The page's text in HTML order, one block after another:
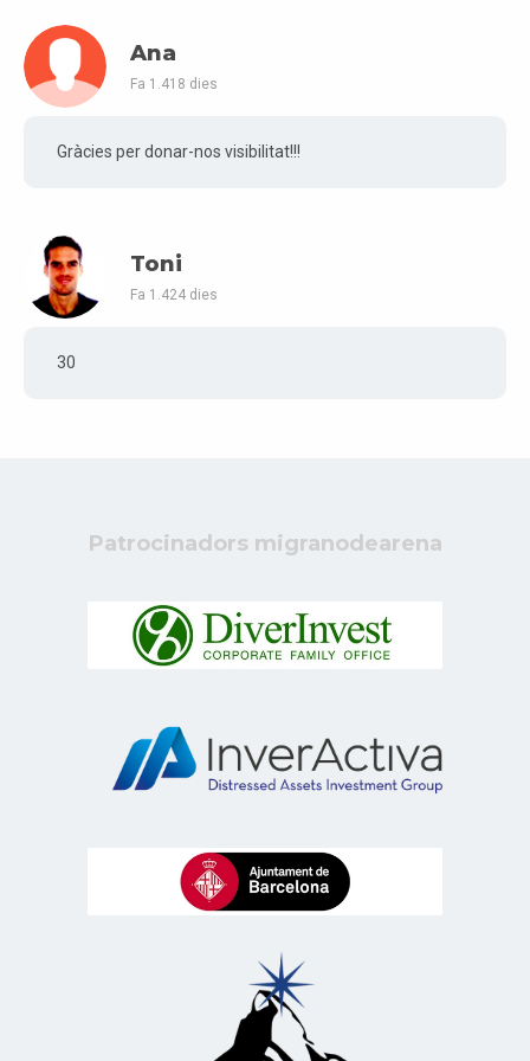
Ana
Fa 1.418 dies
Gràcies per donar-nos visibilitat!!!
Toni
Fa 1.424 dies
30
Patrocinadors migranodearena